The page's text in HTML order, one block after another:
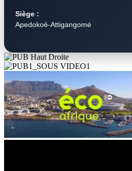
Siège :
Apedokoè-Attigangomé